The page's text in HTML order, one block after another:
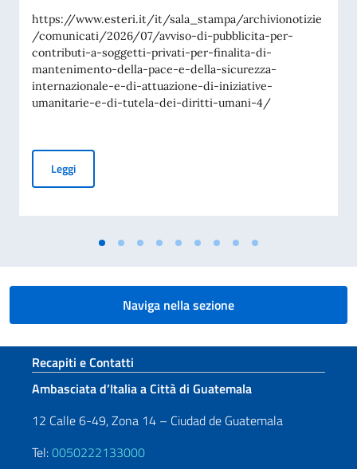
https://www.esteri.it/it/sala_stampa/archivionotizie
/comunicati/2026/07/avviso-di-pubblicita-per-
contributi-a-soggetti-privati-per-finalita-di-
mantenimento-della-pace-e-della-sicurezza-
internazionale-e-di-attuazione-di-iniziative-
umanitarie-e-di-tutela-dei-diritti-umani-4/
LeggiAvviso di pubblicità per contributi a soggetti privati per
Naviga nella sezione
Sezione footer
Recapiti e Contatti
Ambasciata d’Italia a Città di Guatemala
12 Calle 6-49, Zona 14 – Ciudad de Guatemala
Tel:0050222133000